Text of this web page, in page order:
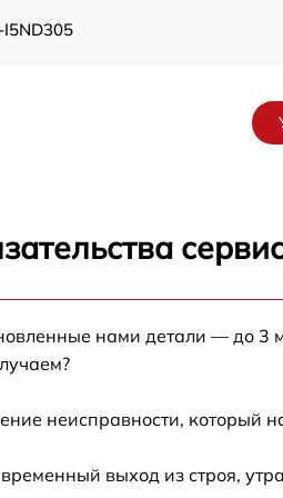
I5ND305
нами детали — до 3
неисправности,
выход из строя,